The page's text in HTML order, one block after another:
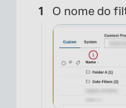
O nome do